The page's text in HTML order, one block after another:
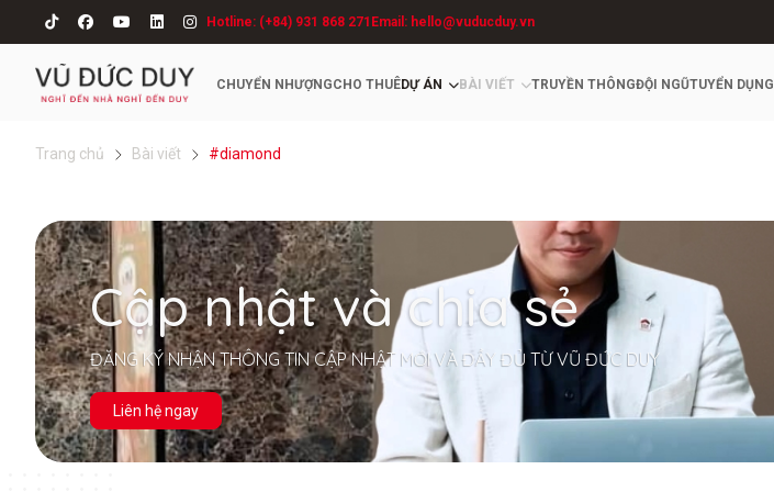
Hotline: (+84) 931 868 271 Email: hello@vuducduy.vn
CHUYỂN NHƯỢNGCHO THUÊDỰ ÁN BÀI VIẾT TRUYỀN THÔNGĐỘI NGŨTUYỂN DỤNG
Trang chủ Bài viết #diamond
Cập nhật và chia sẻ
ĐĂNG KÝ NHẬN THÔNG TIN CẬP NHẬT MỚI VÀ ĐẦY ĐỦ TỪ VŨ ĐỨC DUY
Liên hệ ngay